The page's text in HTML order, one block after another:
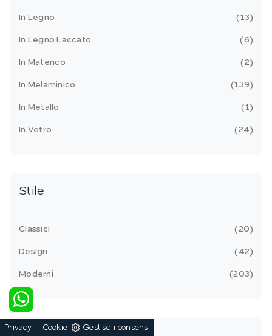
In Legno 13
In Legno Laccato 6
In Materico 2
In Melaminico 139
In Metallo 1
In Vetro 24
Stile
Classici 20
Design 42
Moderni 203
Privacy- Cookie Gestisci i consensi